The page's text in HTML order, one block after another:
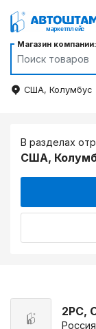
Магазин
США, Колумбус
В разделах
США,
2РС,